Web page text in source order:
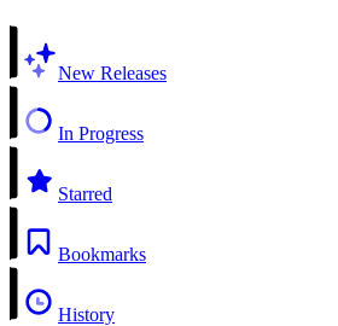
New Releases
In Progress
Starred
Bookmarks
History